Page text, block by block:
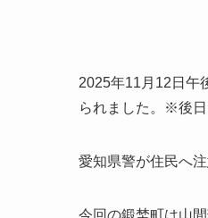
2025年11月12日午
られました。※後日
愛知県警が住民へ
今回の鍛埜町は山